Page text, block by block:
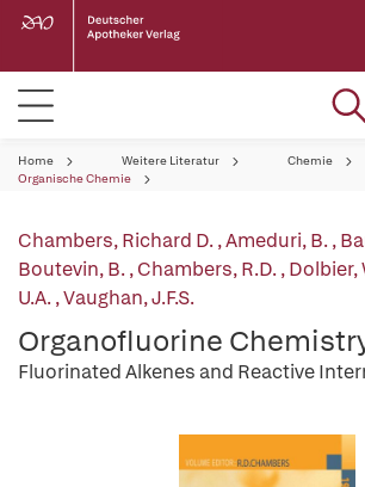
Home Weitere Literatur
Chemie
Organische Chemie
Chambers, Richard D.,Ameduri, B.,
Boutevin, B.,Chambers, R.D.,Dolbier,
U.A.,Vaughan, J.F.S.
Organofluorine
Fluorinated Alkenes and Reactive